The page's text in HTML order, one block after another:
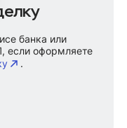
банка или
если оформляете
.